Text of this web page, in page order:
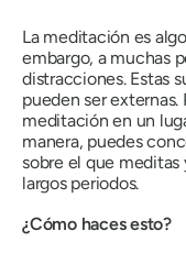
La meditación es
embargo, a muchas
distracciones. Estas
pueden ser externas.
meditación en un
manera, puedes
sobre el que
largos periodos.
¿Cómo haces esto?